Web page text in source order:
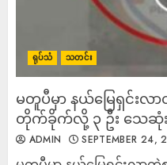
ရုပ်သံ သတင်း
မတူပီမှာ နယ်မြေရှင်းလ
တိုက်ခိုက်လို့ ၃ ဦး သေဆုံးပ
ADMIN SEPTEMBER 24,